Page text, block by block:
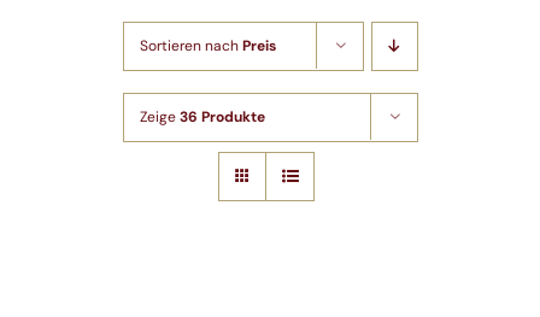
Sortieren nachPreis
Zeige36 Produkte